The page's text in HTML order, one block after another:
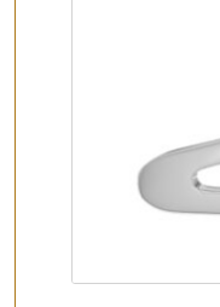
*你的名字